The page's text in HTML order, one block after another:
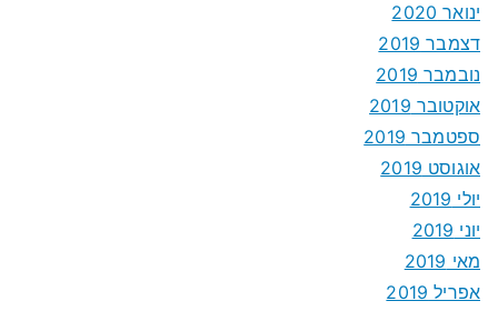
ינואר 2020
דצמבר 2019
נובמבר 2019
אוקטובר 2019
ספטמבר 2019
אוגוסט 2019
יולי 2019
יוני 2019
מאי 2019
אפריל 2019